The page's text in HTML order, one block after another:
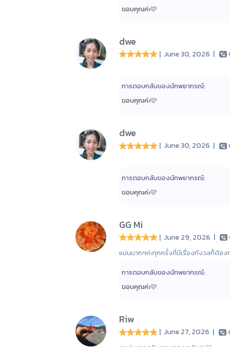
ขอบคุณค่ะ🩷
dwe
| June 30, 2026 |
การตอบกลับของนักพยากรณ์:
ขอบคุณค่ะ🩷
dwe
| June 30, 2026 |
การตอบกลับของนักพยากรณ์:
ขอบคุณค่ะ🩷
GG Mi
| June 29, 2026 |
แม่นมากๆค่ะทุกครั้งที่มีเรื่องกังวลก็ต้อ
การตอบกลับของนักพยากรณ์:
ขอบคุณค่ะ🩷
Riw
| June 27, 2026 |